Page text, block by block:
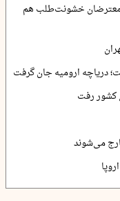
معترضان خشونت‌طلب هم
کشور رفت